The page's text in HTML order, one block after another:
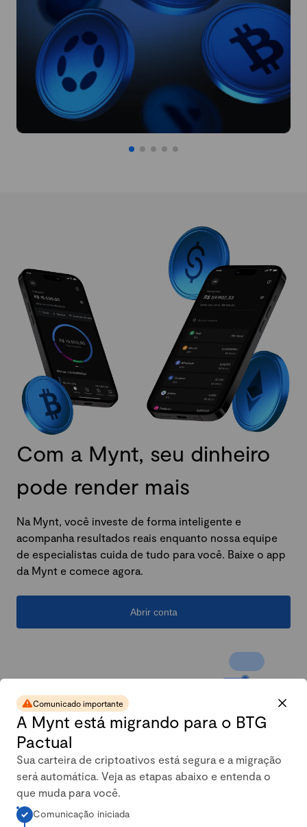
Com a Mynt, seu dinheiro
pode render mais
Na Mynt, você investe de forma inteligente e
acompanha resultados reais enquanto nossa equipe
de especialistas cuida de tudo para você. Baixe o app
da Mynt e comece agora.
Abrir conta
A carteira conservadora da
Comunicado importante
A Mynt está migrando para o BTG
Pactual
Sua carteira de criptoativos está segura e a migração
será automática. Veja as etapas abaixo e entenda o
que muda para você.
Comunicação iniciada